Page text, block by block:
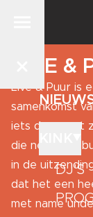
DJ'S
LIVE &
Live & Puur is
samenkomst
iets doen wat
die net even
in de
dat het een
met name